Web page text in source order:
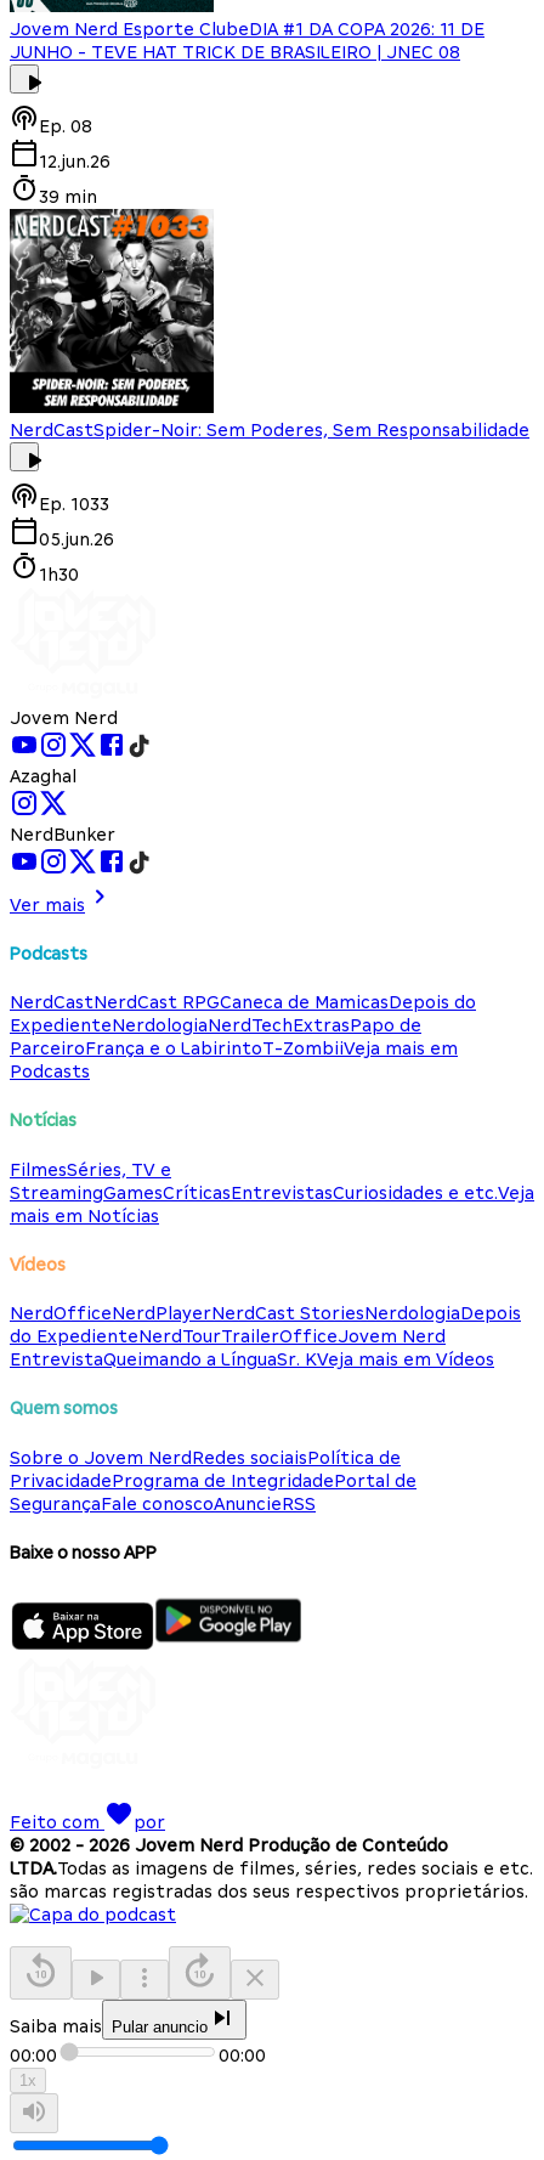
Jovem Nerd Esporte ClubeDIA #1 DA COPA 2026: 11 DE
JUNHO - TEVE HAT TRICK DE BRASILEIRO | JNEC 08
Ep. 08
12.jun.26
39 min
NerdCastSpider-Noir: Sem Poderes, Sem Responsabilidade
Ep. 1033
05.jun.26
1h30
Jovem Nerd
Azaghal
NerdBunker
Ver mais
Podcasts
NerdCastNerdCast RPGCaneca de MamicasDepois do
ExpedienteNerdologiaNerdTechExtrasPapo de
ParceiroFrança e o LabirintoT-ZombiiVeja mais em
Podcasts
Notícias
FilmesSéries, TV e
StreamingGamesCríticasEntrevistasCuriosidades e etc.Veja
mais em Notícias
Vídeos
NerdOfficeNerdPlayerNerdCast StoriesNerdologiaDepois
do ExpedienteNerdTourTrailerOfficeJovem Nerd
EntrevistaQueimando a LínguaSr. KVeja mais em Vídeos
Quem somos
Sobre o Jovem NerdRedes sociaisPolítica de
PrivacidadePrograma de IntegridadePortal de
SegurançaFale conoscoAnuncieRSS
Baixe o nosso APP
Feito com
por
© 2002 - 2026 Jovem Nerd Produção de Conteúdo
LTDA.Todas as imagens de filmes, séries, redes sociais e etc.
são marcas registradas dos seus respectivos proprietários.
Saiba mais Pular anuncio
00:00 00:00
1x